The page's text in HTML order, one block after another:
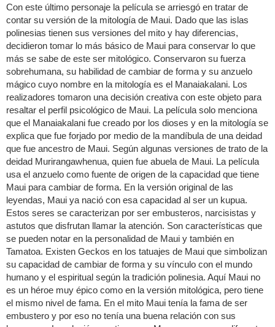
Con este último personaje la película se arriesgó en tratar de
contar su versión de la mitología de Maui. Dado que las islas
polinesias tienen sus versiones del mito y hay diferencias,
decidieron tomar lo más básico de Maui para conservar lo que
más se sabe de este ser mitológico. Conservaron su fuerza
sobrehumana, su habilidad de cambiar de forma y su anzuelo
mágico cuyo nombre en la mitología es el Manaiakalani. Los
realizadores tomaron una decisión creativa con este objeto para
resaltar el perfil psicológico de Maui. La película solo menciona
que el Manaiakalani fue creado por los dioses y en la mitología se
explica que fue forjado por medio de la mandíbula de una deidad
que fue ancestro de Maui. Según algunas versiones de trato de la
deidad Murirangawhenua, quien fue abuela de Maui. La película
usa el anzuelo como fuente de origen de la capacidad que tiene
Maui para cambiar de forma. En la versión original de las
leyendas, Maui ya nació con esa capacidad al ser un kupua.
Estos seres se caracterizan por ser embusteros, narcisistas y
astutos que disfrutan llamar la atención. Son características que
se pueden notar en la personalidad de Maui y también en
Tamatoa. Existen Geckos en los tatuajes de Maui que simbolizan
su capacidad de cambiar de forma y su vínculo con el mundo
humano y el espiritual según la tradición polinesia. Aquí Maui no
es un héroe muy épico como en la versión mitológica, pero tiene
el mismo nivel de fama. En el mito Maui tenía la fama de ser
embustero y por eso no tenía una buena relación con sus